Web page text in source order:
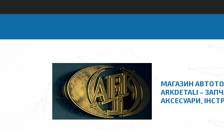
МАГАЗИН
ARKDETALI –
АКСЕСУАРИ,